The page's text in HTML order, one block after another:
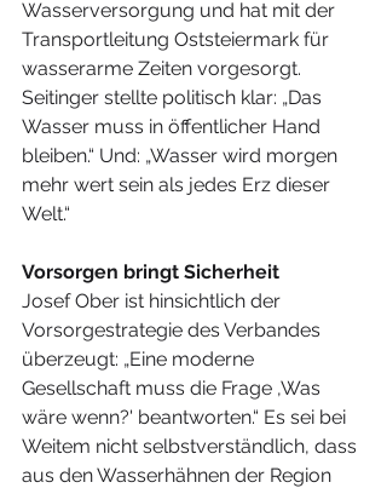
Wasserversorgung und hat mit der
Transportleitung Oststeiermark für
wasserarme Zeiten vorgesorgt.
Seitinger stellte politisch klar: „Das
Wasser muss in öffentlicher Hand
bleiben.“ Und: „Wasser wird morgen
mehr wert sein als jedes Erz dieser
Welt.“
Vorsorgen bringt Sicherheit
Josef Ober ist hinsichtlich der
Vorsorgestrategie des Verbandes
überzeugt: „Eine moderne
Gesellschaft muss die Frage ,Was
wäre wenn?' beantworten.“ Es sei bei
Weitem nicht selbstverständlich, dass
aus den Wasserhähnen der Region